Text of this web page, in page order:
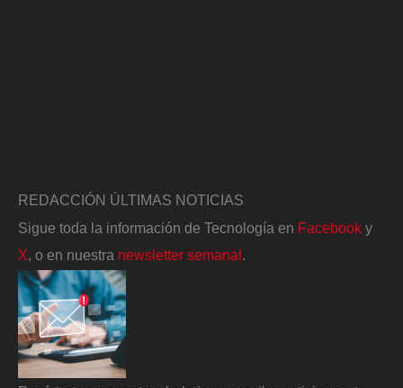
REDACCIÓN ÚLTIMAS NOTICIAS
Sigue toda la información de Tecnología en Facebook y
X, o en nuestra newsletter semanal.